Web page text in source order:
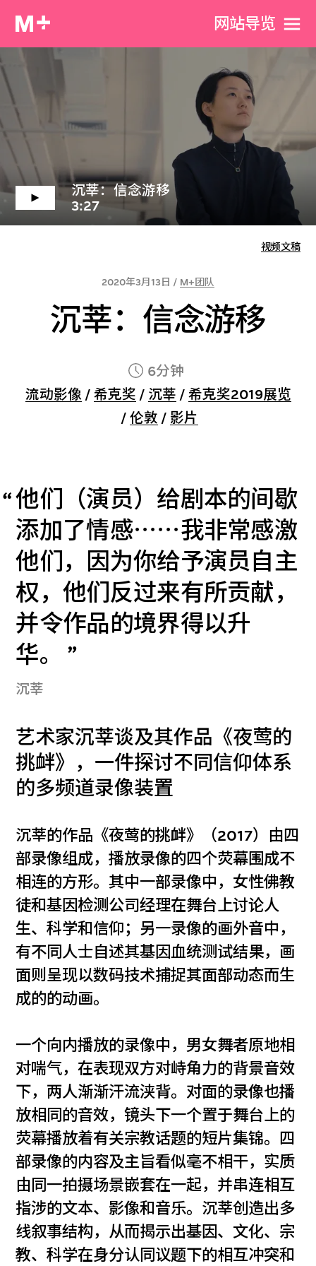
网站导览
沉莘：信念游移
3:27
视频文稿
2020年3月13日 / M+团队
沉莘：信念游移
6分钟
流动影像 / 希克奖 / 沉莘 / 希克奖2019展览
/ 伦敦 / 影片
他们（演员）给剧本的间歇
添加了情感⋯⋯我非常感激
他们，因为你给予演员自主
权，他们反过来有所贡献，
并令作品的境界得以升
华。
沉莘
艺术家沉莘谈及其作品《夜莺的
挑衅》，一件探讨不同信仰体系
的多频道录像装置
沉莘的作品《夜莺的挑衅》（2017）由四
部录像组成，播放录像的四个荧幕围成不
相连的方形。其中一部录像中，女性佛教
徒和基因检测公司经理在舞台上讨论人
生、科学和信仰；另一录像的画外音中，
有不同人士自述其基因血统测试结果，画
面则呈现以数码技术捕捉其面部动态而生
成的的动画。
一个向内播放的录像中，男女舞者原地相
对喘气，在表现双方对峙角力的背景音效
下，两人渐渐汗流浃背。对面的录像也播
放相同的音效，镜头下一个置于舞台上的
荧幕播放着有关宗教话题的短片集锦。四
部录像的内容及主旨看似毫不相干，实质
由同一拍摄场景嵌套在一起，并串连相互
指涉的文本、影像和音乐。沉莘创造出多
线叙事结构，从而揭示出基因、文化、宗
教、科学在身分认同议题下的相互冲突和